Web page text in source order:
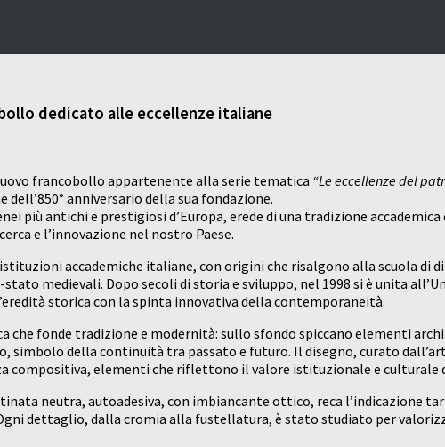
dedicato alle eccellenze italiane
francobollo appartenente alla serie tematica “Le eccellenze del
dell’850° anniversario della sua fondazione.
più antichi e prestigiosi d’Europa, erede di una tradizione
e l’innovazione nel nostro Paese.
accademiche italiane, con origini che risalgono alla scuola di
medievali. Dopo secoli di storia e sviluppo, nel 1998 si è unita
storica con la spinta innovativa della contemporaneità.
che fonde tradizione e modernità: sullo sfondo spiccano elementi
simbolo della continuità tra passato e futuro. Il disegno, curato
compositiva, elementi che riflettono il valore istituzionale e
neutra, autoadesiva, con imbiancante ottico, reca l’indicazione
dettaglio, dalla cromia alla fustellatura, è stato studiato per